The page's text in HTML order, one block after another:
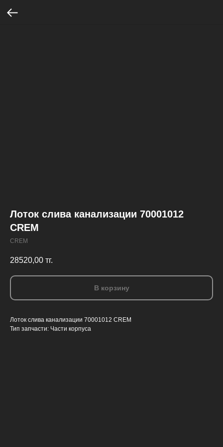
Лоток слива канализации 70001012
СREM
CREM
28520,00 тг.
В корзину
Лоток слива канализации 70001012 СREM
Тип запчасти: Части корпуса